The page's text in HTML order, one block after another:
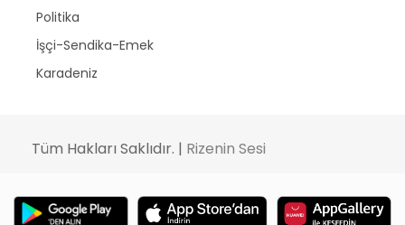
Politika
İşçi-Sendika-Emek
Karadeniz
Tüm Hakları Saklıdır. | Rizenin Sesi